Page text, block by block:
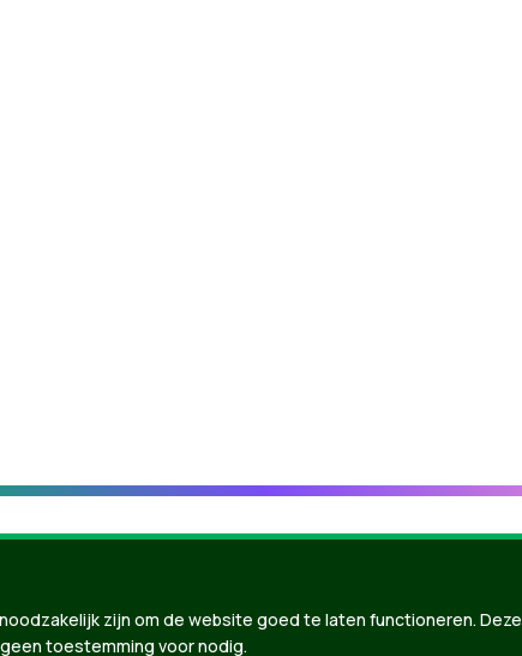
zijn om de website goed te laten functioneren. Deze
toestemming voor nodig.